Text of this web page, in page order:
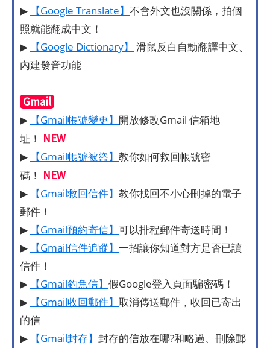
▶
【Google Translate】 不會外文也沒關係，拍個
照就能翻成中文！
▶
【Google Dictionary】
滑鼠反白自動翻譯中文、
內建發音功能
Gmail
▶ 【Gmail帳號變更】 開放修改Gmail 信箱地
址！ NEW
▶ 【Gmail帳號被盜】 教你如何救回帳號密
碼！ NEW
▶ 【Gmail救回信件】 教你找回不小心刪掉的電子
郵件！
▶
【Gmail預約寄信】 可以排程郵件寄送時間！
▶
【Gmail信件追蹤】 一招讓你知道對方是否已讀
信件！
▶
【Gmail釣魚信】 假Google登入頁面騙密碼！
▶
【Gmail收回郵件】 取消傳送郵件，收回已寄出
的信
▶
【Gmail封存】 封存的信放在哪?和略過、刪除郵